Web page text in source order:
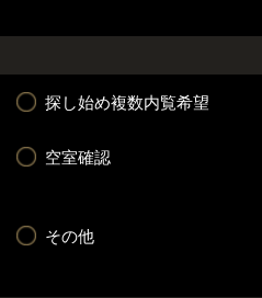
探し始め複数内覧希望
空室確認
その他